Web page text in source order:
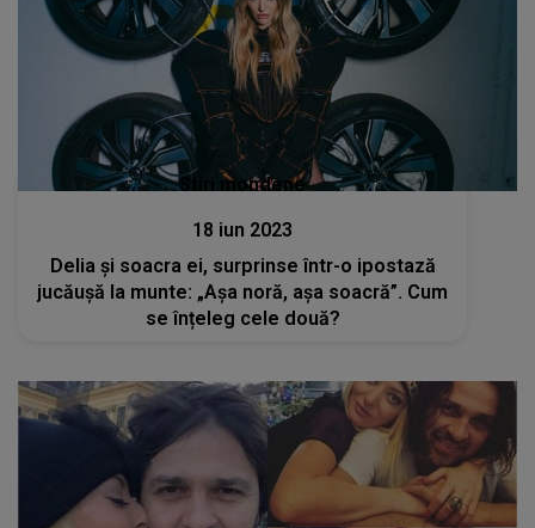
Stiri mondene
18 iun 2023
Delia și soacra ei, surprinse într-o ipostază
jucăușă la munte: „Așa noră, așa soacră”. Cum
se înțeleg cele două?